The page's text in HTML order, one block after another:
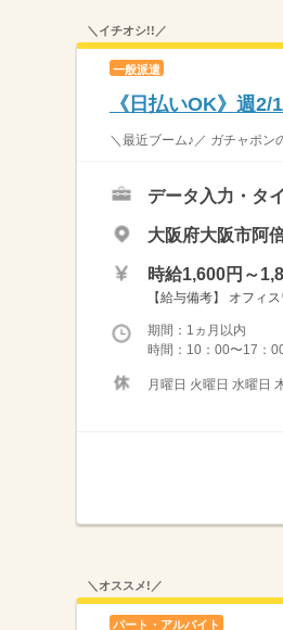
＼イチオシ!!／
一般派遣
《日払いOK》週
＼最近ブーム♪／ ガチャポン
データ入力・タ
大阪府大阪市阿
時給1,600円～
【給与備考】 オフィ
期間：1ヵ月以内
時間：10：00〜17：
月曜日 火曜日 水曜日
＼オススメ!／
パート・アルバイト